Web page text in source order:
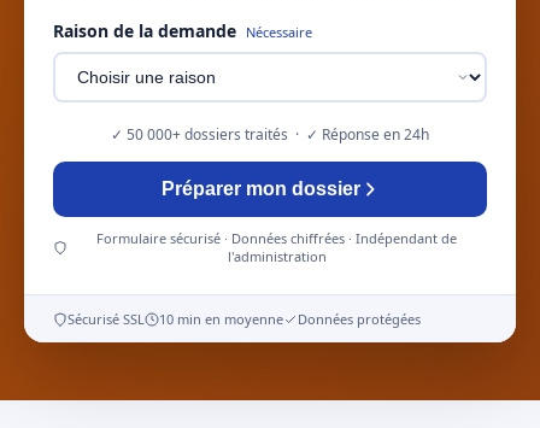
Raison de la demande Nécessaire
✓ 50 000+ dossiers traités · ✓ Réponse en 24h
Préparer mon dossier
Formulaire sécurisé · Données chiffrées · Indépendant de
l'administration
Sécurisé SSL 10 min en moyenne Données protégées